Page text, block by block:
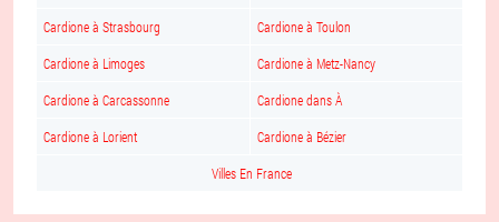
Cardione à Strasbourg Cardione à Toulon
Cardione à Limoges Cardione à Metz-Nancy
Cardione à Carcassonne Cardione dans À
Cardione à Lorient Cardione à Bézier
Villes En France